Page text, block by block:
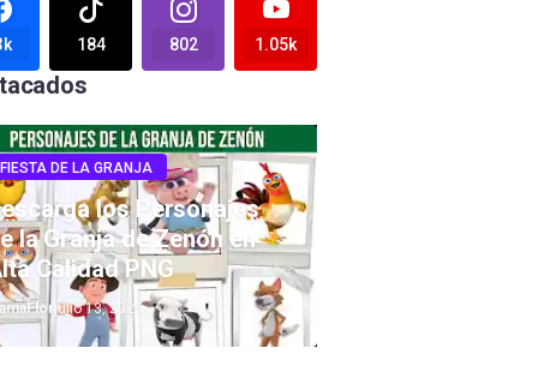
184 802 1.05k
FIESTA DE LA GRANJA
los Personajes
la Granja de Zenón en
Calidad PNG
julio 13, 2025